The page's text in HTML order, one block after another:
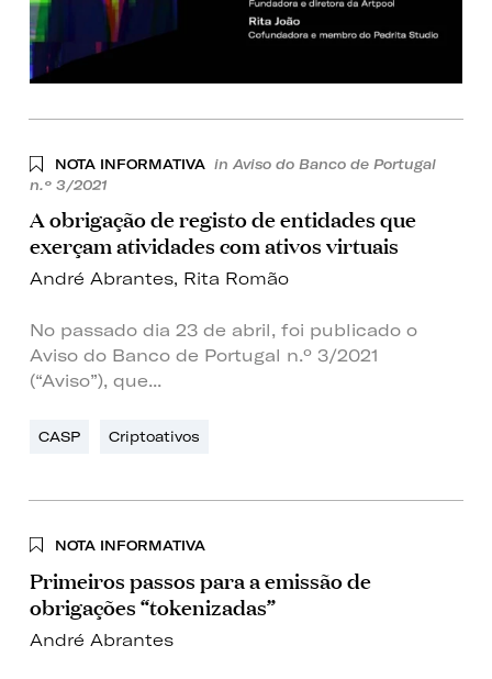
NOTA INFORMATIVA in Aviso do Banco de Portugal
n.º 3/2021
A obrigação de registo de entidades que
exerçam atividades com ativos virtuais
André Abrantes, Rita Romão
No passado dia 23 de abril, foi publicado o
Aviso do Banco de Portugal n.º 3/2021
(“Aviso”), que...
CASP Criptoativos
NOTA INFORMATIVA
Primeiros passos para a emissão de
obrigações “tokenizadas”
André Abrantes